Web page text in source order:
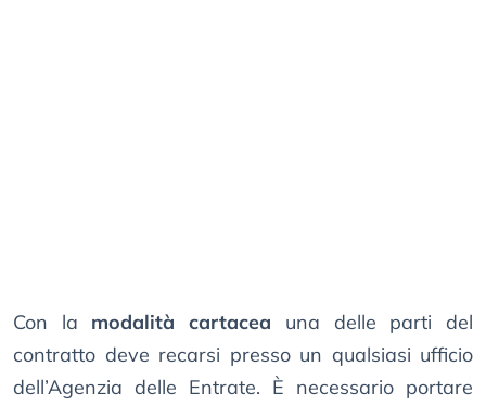
Con la modalità cartacea una delle parti del
contratto deve recarsi presso un qualsiasi ufficio
dell’Agenzia delle Entrate. È necessario portare